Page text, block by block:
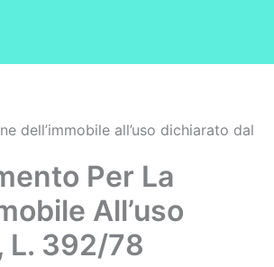
dell’immobile all’uso dichiarato dal
Per La
All’uso
L. 392/78